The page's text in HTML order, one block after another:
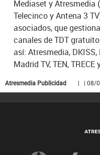
Mediaset y Atresmedia
Telecinco y Antena 3
asociados, que
canales de TDT
así: Atresmedia, DKISS,
Madrid TV, TEN, TRECE
Atresmedia Publicidad | | 08/